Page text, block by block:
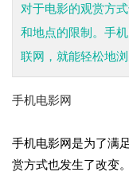
对于电影的观赏方
和地点的限制。手
联网，就能轻松地
手机电影网
手机电影网是为了满
赏方式也发生了改变